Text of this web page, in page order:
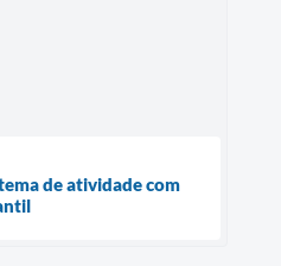
de atividade com